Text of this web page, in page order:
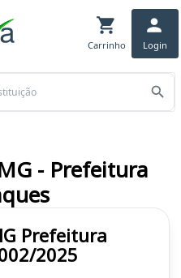
Carrinho Login
Prefeitura
2025
- Prefeitura